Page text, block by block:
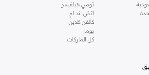
تومي هيلفيغر
اتش اند ام
كالفن كلاين
بوما
كل الماركات